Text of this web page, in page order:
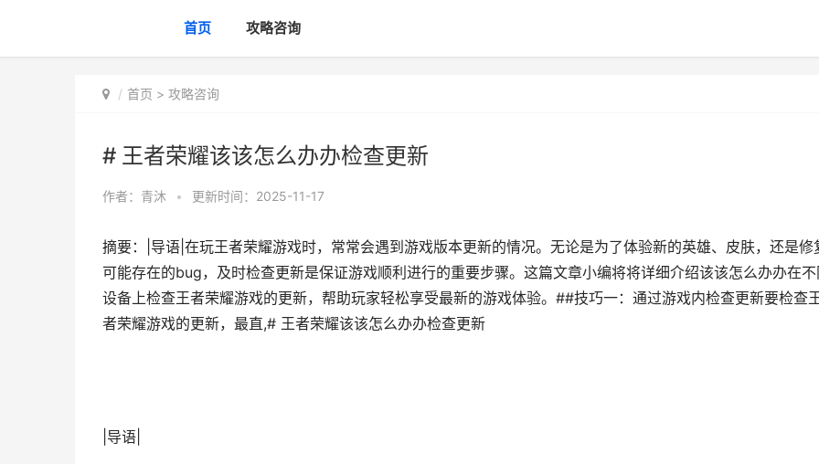
首页 攻略咨询
首页 > 攻略咨询
# 王者荣耀该该怎么办办检查更新
作者： 青沐 • 更新时间：2025-11-17
摘要：|导语|在玩王者荣耀游戏时，常常会遇到游戏版本更新的情况。无论是为了体验新的英雄、皮肤，还是修
可能存在的bug，及时检查更新是保证游戏顺利进行的重要步骤。这篇文章小编将将详细介绍该该怎么办办在
设备上检查王者荣耀游戏的更新，帮助玩家轻松享受最新的游戏体验。##技巧一：通过游戏内检查更新要检查
者荣耀游戏的更新，最直,# 王者荣耀该该怎么办办检查更新
|导语|